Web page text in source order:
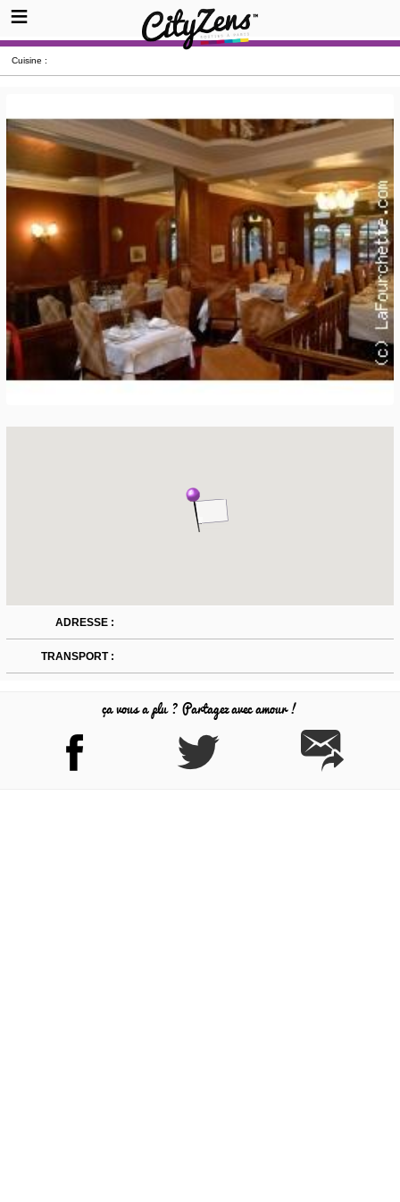
Cuisine :
ADRESSE :
TRANSPORT :
ça vous a plu ? Partagez avec amour !